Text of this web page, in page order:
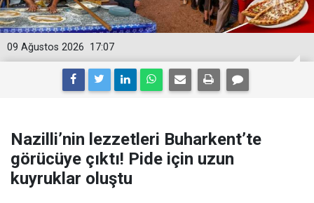
17:07
09 Ağustos 2026
Nazilli’nin lezzetleri Buharkent’te
görücüye çıktı! Pide için uzun
kuyruklar oluştu